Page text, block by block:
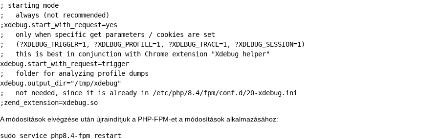
; starting mode
;   always (not recommended)
;xdebug.start_with_request=yes
;   only when specific get parameters / cookies are set
;   (?XDEBUG_TRIGGER=1, ?XDEBUG_PROFILE=1, ?XDEBUG_TRACE=1, ?XDEBUG_SESSION=1)
;   this is best in conjunction with Chrome extension "Xdebug helper"
xdebug.start_with_request=trigger
;   folder for analyzing profile dumps
xdebug.output_dir="/tmp/xdebug"
;   not needed, since it is already in /etc/php/8.4/fpm/conf.d/20-xdebug.ini
;zend_extension=xdebug.so
A módosítások elvégzése után újraindítjuk a PHP-FPM-et a módosítások alkalmazásához:
sudo service php8.4-fpm restart